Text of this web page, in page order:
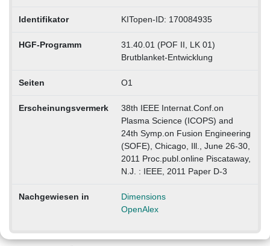
Identifikator KITopen-ID: 170084935
HGF-Programm
31.40.01 (POF II, LK 01)
Brutblanket-Entwicklung
Seiten O1
Erscheinungsvermerk
38th IEEE Internat.Conf.on
Plasma Science (ICOPS) and
24th Symp.on Fusion Engineering
(SOFE), Chicago, Ill., June 26-30,
2011 Proc.publ.online Piscataway,
N.J. : IEEE, 2011 Paper D-3
Nachgewiesen in
Dimensions
OpenAlex